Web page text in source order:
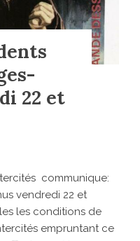
22 et
communique:
vendredi 22 et
les conditions de
empruntant ce